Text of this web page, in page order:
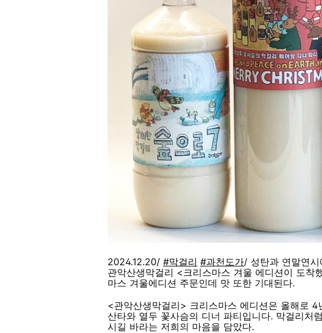
2024.12.20/ #막걸리 #과천도가/ 성탄과 연말연
관악산생막걸리 <크리스마스 겨울 에디션이 도착
마스 겨울에디션 주문인데 맛 또한 기대된다.
<관악산생막걸리> 크리스마스 에디션은 올해로 4
산타와 열두 꽃사슴의 디너 파티입니다. 막걸리처
시길 바라는 저희의 마음을 담았다.